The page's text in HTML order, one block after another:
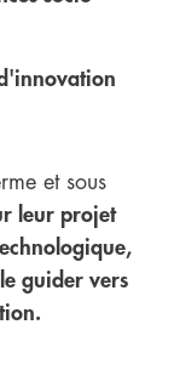
et sous
leur projet
guider vers